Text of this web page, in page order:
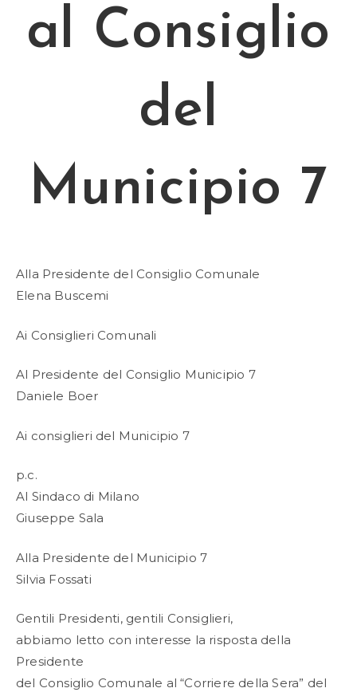
al Consiglio
del
Municipio 7
Alla Presidente del Consiglio Comunale
Elena Buscemi
Ai Consiglieri Comunali
Al Presidente del Consiglio Municipio 7
Daniele Boer
Ai consiglieri del Municipio 7
p.c.
Al Sindaco di Milano
Giuseppe Sala
Alla Presidente del Municipio 7
Silvia Fossati
Gentili Presidenti, gentili Consiglieri,
abbiamo letto con interesse la risposta della
Presidente
del Consiglio Comunale al “Corriere della Sera” del